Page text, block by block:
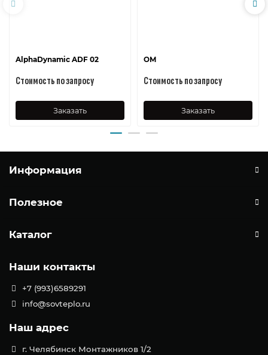
AlphaDynamic ADF 02
Стоимость по запросу
Заказать
ОМ
Стоимость по запросу
Заказать
Информация
Полезное
Каталог
Наши контакты
+7 (993)6589291
info@sovteplo.ru
Наш адрес
г. Челябинск Монтажников 1/2